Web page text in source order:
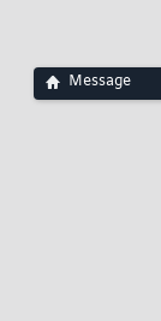
Message